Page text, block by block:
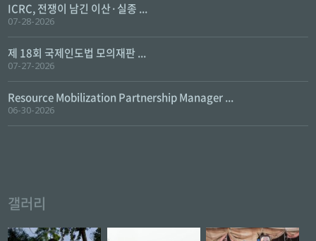
ICRC, 전쟁이 남긴 이산·실종 ...
07-28-2026
제 18회 국제인도법 모의재판 ...
07-27-2026
Resource Mobilization Partnership Manager ...
06-30-2026
갤러리